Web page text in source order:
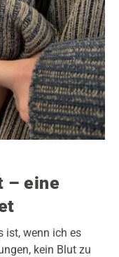
– eine
ist, wenn ich es
kein Blut zu